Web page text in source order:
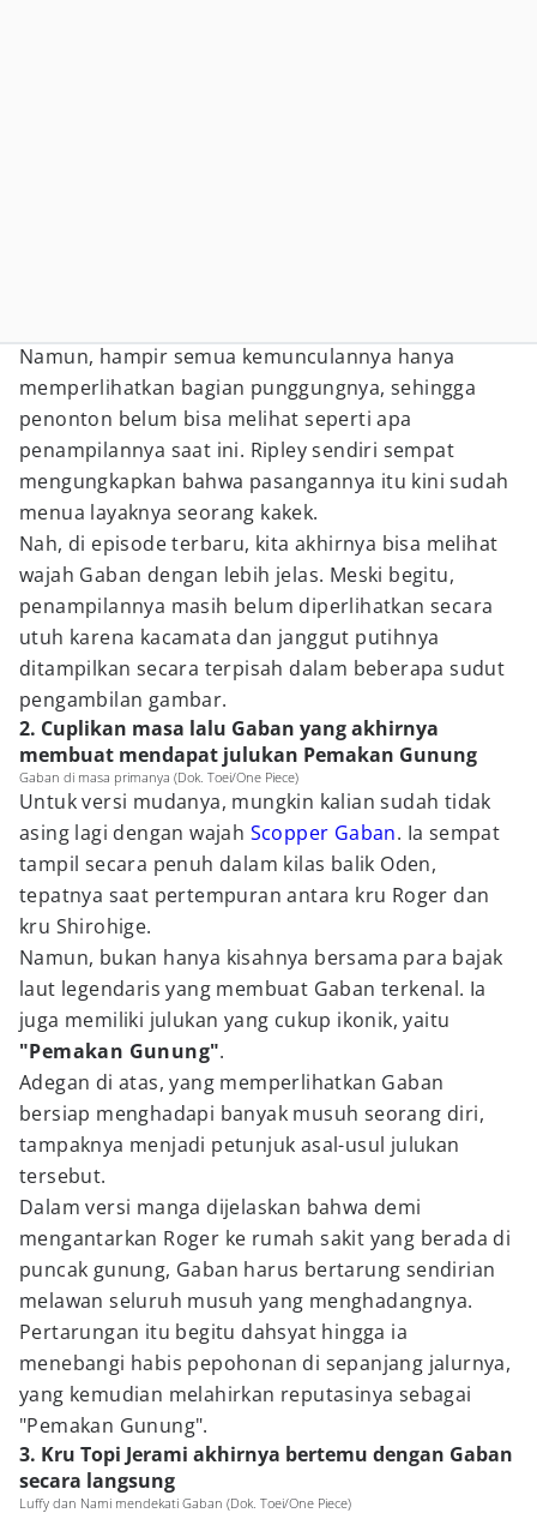
Namun, hampir semua kemunculannya hanya
memperlihatkan bagian punggungnya, sehingga
penonton belum bisa melihat seperti apa
penampilannya saat ini. Ripley sendiri sempat
mengungkapkan bahwa pasangannya itu kini sudah
menua layaknya seorang kakek.
Nah, di episode terbaru, kita akhirnya bisa melihat
wajah Gaban dengan lebih jelas. Meski begitu,
penampilannya masih belum diperlihatkan secara
utuh karena kacamata dan janggut putihnya
ditampilkan secara terpisah dalam beberapa sudut
pengambilan gambar.
2. Cuplikan masa lalu Gaban yang akhirnya
membuat mendapat julukan Pemakan Gunung
Gaban di masa primanya (Dok. Toei/One Piece)
Untuk versi mudanya, mungkin kalian sudah tidak
asing lagi dengan wajah Scopper Gaban. Ia sempat
tampil secara penuh dalam kilas balik Oden,
tepatnya saat pertempuran antara kru Roger dan
kru Shirohige.
Namun, bukan hanya kisahnya bersama para bajak
laut legendaris yang membuat Gaban terkenal. Ia
juga memiliki julukan yang cukup ikonik, yaitu
"Pemakan Gunung".
Adegan di atas, yang memperlihatkan Gaban
bersiap menghadapi banyak musuh seorang diri,
tampaknya menjadi petunjuk asal-usul julukan
tersebut.
Dalam versi manga dijelaskan bahwa demi
mengantarkan Roger ke rumah sakit yang berada di
puncak gunung, Gaban harus bertarung sendirian
melawan seluruh musuh yang menghadangnya.
Pertarungan itu begitu dahsyat hingga ia
menebangi habis pepohonan di sepanjang jalurnya,
yang kemudian melahirkan reputasinya sebagai
"Pemakan Gunung".
3. Kru Topi Jerami akhirnya bertemu dengan Gaban
secara langsung
Luffy dan Nami mendekati Gaban (Dok. Toei/One Piece)